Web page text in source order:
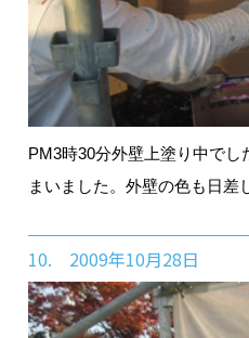
PM3時30分外壁上塗り中で
まいました。外壁の色も日差
10. 2009年10月28日